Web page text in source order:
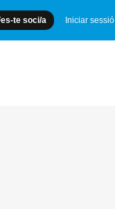
te soci/a Iniciar sessió